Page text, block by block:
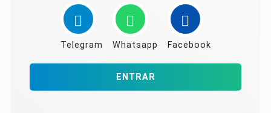
Telegram Whatsapp Facebook
ENTRAR